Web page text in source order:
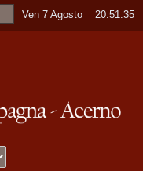
Ven 7 Agosto ----20:51:35